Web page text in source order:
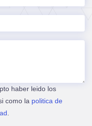
haber leido los
como la politica de